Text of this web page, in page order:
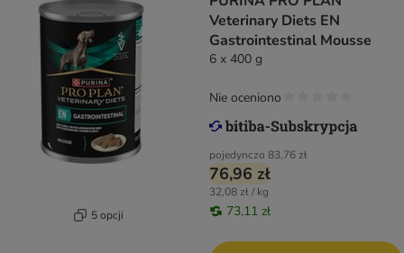
5 opcji
Veterinary Diets EN
Gastrointestinal Mousse
6 x 400 g
pojedynczo 83,76 zł
76,96 zł
32,08 zł / kg
73,11 zł
Nie oceniono